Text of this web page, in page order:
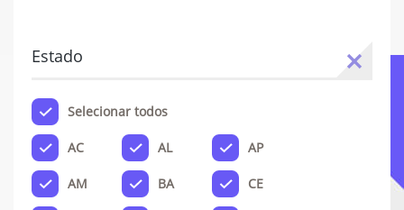
Estado
Selecionar todos
AC AL AP
AM BA CE